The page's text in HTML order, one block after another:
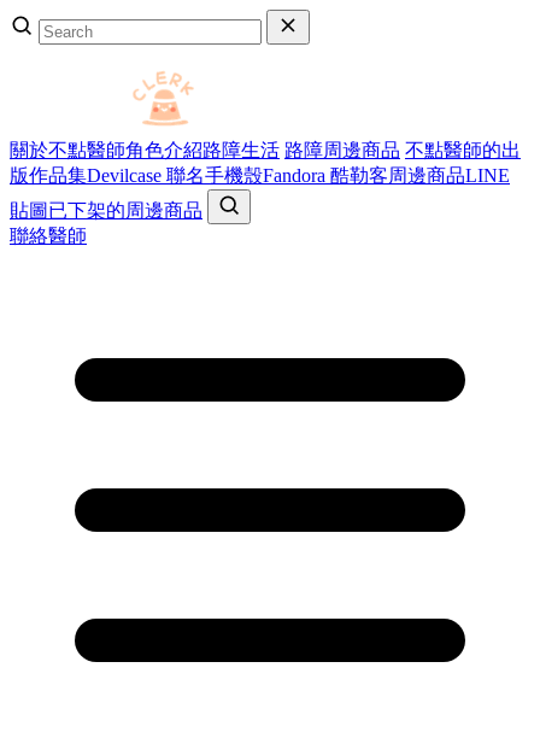
關於不點醫師角色介紹路障生活 路障周邊商品 不點醫師的出
版作品集Devilcase 聯名手機殼Fandora 酷勒客周邊商品LINE
貼圖 已下架的周邊商品
聯絡醫師